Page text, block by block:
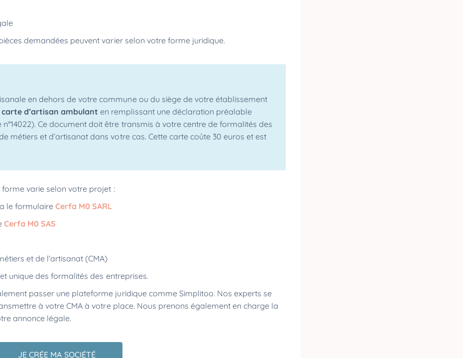
demandées peuvent varier selon votre forme juridique.
en dehors de votre commune ou du siège de votre établissement
carte d’artisan ambulant en remplissant une déclaration préalable
Ce document doit être transmis à votre centre de formalités des
métiers et d’artisanat dans votre cas. Cette carte coûte 30 euros et est
varie selon votre projet :
le formulaireCerfa M0 SARL
Cerfa M0 SAS
et de l’artisanat (CMA)
unique des formalités des entreprises.
passer une plateforme juridique comme Simplitoo. Nos experts se
à votre CMA à votre place. Nous prenons également en charge la
annonce légale.
JE CRÉE MA SOCIÉTÉ